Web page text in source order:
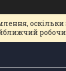
оскільки